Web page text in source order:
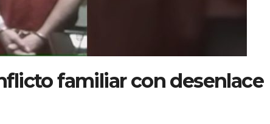
familiar con desenlace